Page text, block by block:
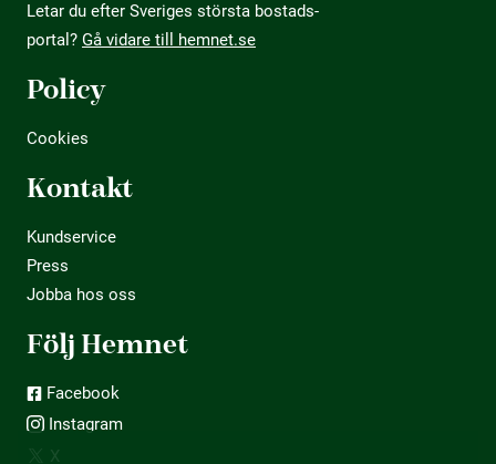
Letar du efter Sveriges största bostads­
portal? Gå vidare till hemnet.se
Policy
Cookies
Kontakt
Kundservice
Press
Jobba hos oss
Följ Hemnet
Facebook
Instagram
X